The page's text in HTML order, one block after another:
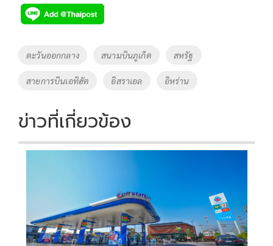
e
b
o
k
tt
er
p
y
Li
Tags
ตะวันออกกลาง สนามบินภูเก็ต สหรัฐ
สายการบินเอทิฮัต อิสราเอล อิหร่าน
ข่าวที่เกี่ยวข้อง